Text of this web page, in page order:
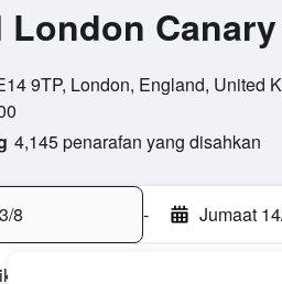
London
9TP, London, England, United
4,145 penarafan yang disahkan
8 - Jumaat